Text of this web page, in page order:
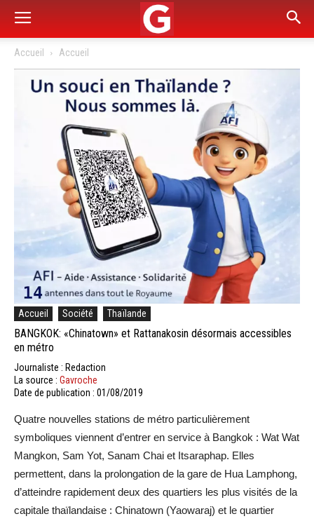
Accueil Accueil
Accueil Société Thaïlande
BANGKOK: «Chinatown» et Rattanakosin désormais accessibles
en métro
Journaliste : Redaction
La source : Gavroche
Date de publication : 01/08/2019
Quatre nouvelles stations de métro particulièrement
symboliques viennent d’entrer en service à Bangkok : Wat Wat
Mangkon, Sam Yot, Sanam Chai et Itsaraphap. Elles
permettent, dans la prolongation de la gare de Hua Lamphong,
d’atteindre rapidement deux des quartiers les plus visités de la
capitale thaïlandaise : Chinatown (Yaowaraj) et le quartier